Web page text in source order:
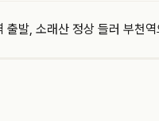
출발, 소래산 정상 들러 부천